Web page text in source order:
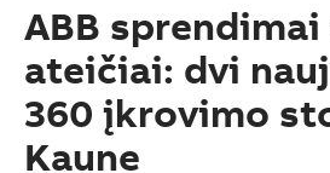
ABB
ateičiai: dvi
360 įkrovimo
Kaune